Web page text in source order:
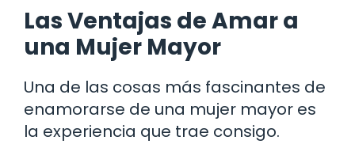
Las Ventajas de Amar a
una Mujer Mayor
Una de las cosas más fascinantes de
enamorarse de una mujer mayor es
la experiencia que trae consigo.